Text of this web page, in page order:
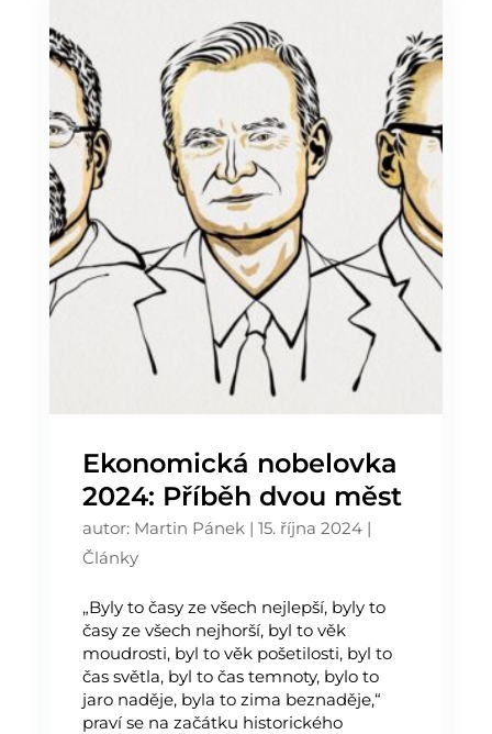
Ekonomická nobelovka
2024: Příběh dvou měst
autor: Martin Pánek| 15. října 2024|
Články
„Byly to časy ze všech nejlepší, byly to
časy ze všech nejhorší, byl to věk
moudrosti, byl to věk pošetilosti, byl to
čas světla, byl to čas temnoty, bylo to
jaro naděje, byla to zima beznaděje,“
praví se na začátku historického